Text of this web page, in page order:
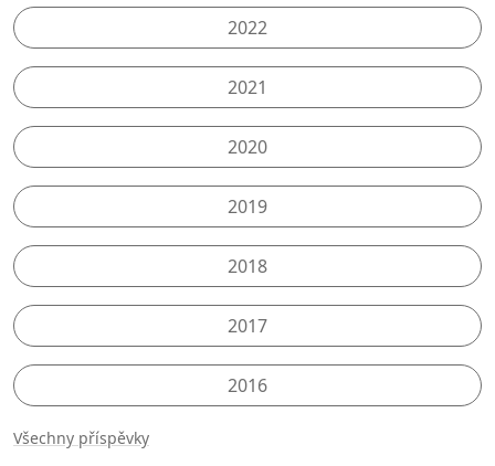
2022
2021
2020
2019
2018
2017
2016
Všechny příspěvky